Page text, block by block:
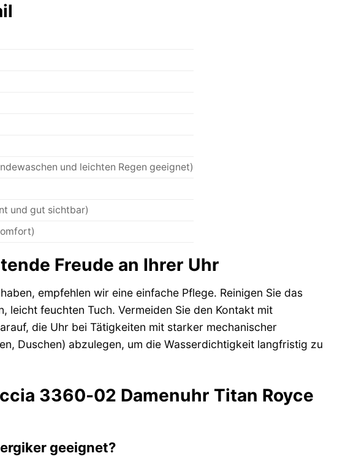
und leichten Regen geeignet)
und gut sichtbar)
Freude an Ihrer Uhr
empfehlen wir eine einfache Pflege. Reinigen Sie das
leicht feuchten Tuch. Vermeiden Sie den Kontakt mit
die Uhr bei Tätigkeiten mit starker mechanischer
Duschen) abzulegen, um die Wasserdichtigkeit langfristig zu
3360-02 Damenuhr Titan Royce
geeignet?